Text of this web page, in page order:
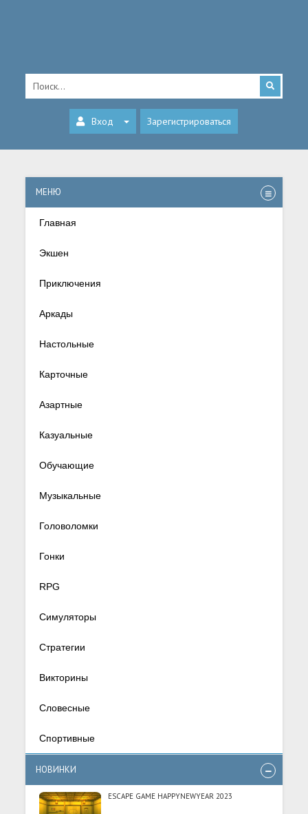
Вход Зарегистрироваться
МЕНЮ
Главная
Экшен
Приключения
Аркады
Настольные
Карточные
Азартные
Казуальные
Обучающие
Музыкальные
Головоломки
Гонки
RPG
Симуляторы
Стратегии
Викторины
Словесные
Спортивные
НОВИНКИ
ESCAPE GAME HAPPYNEWYEAR 2023